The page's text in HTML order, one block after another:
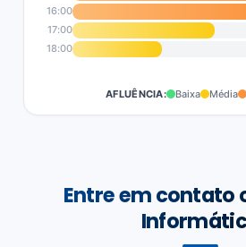
16:00
17:00
18:00
AFLUÊNCIA: Baixa Média
Entre em contato